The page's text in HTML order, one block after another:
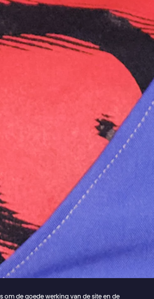
om de goede werking van de site en de